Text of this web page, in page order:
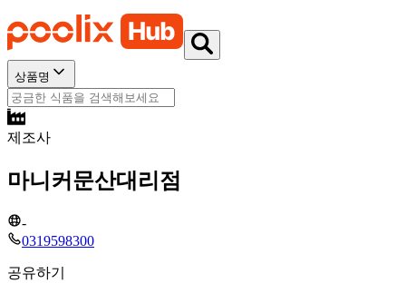
상품명
제조사
마니커문산대리점
-
0319598300
공유하기